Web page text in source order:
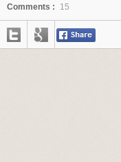
Comments :
15